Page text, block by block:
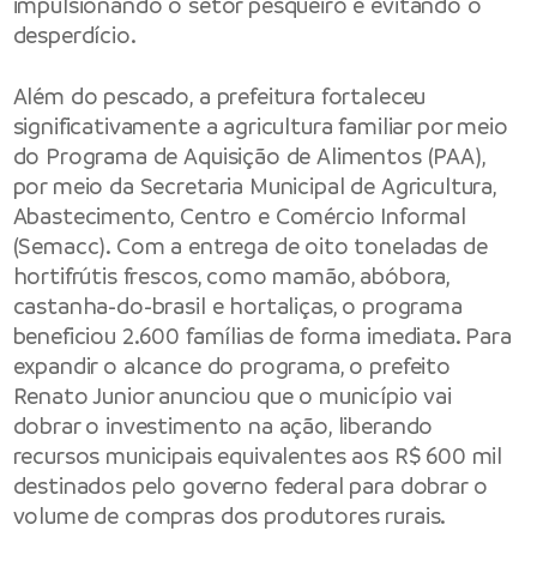
desperdício.
Além do pescado, a prefeitura fortaleceu
significativamente a agricultura familiar por meio
do Programa de Aquisição de Alimentos (PAA),
por meio da Secretaria Municipal de Agricultura,
Abastecimento, Centro e Comércio Informal
(Semacc). Com a entrega de oito toneladas de
hortifrútis frescos, como mamão, abóbora,
castanha-do-brasil e hortaliças, o programa
beneficiou 2.600 famílias de forma imediata. Para
expandir o alcance do programa, o prefeito
Renato Junior anunciou que o município vai
dobrar o investimento na ação, liberando
recursos municipais equivalentes aos R$ 600 mil
destinados pelo governo federal para dobrar o
volume de compras dos produtores rurais.